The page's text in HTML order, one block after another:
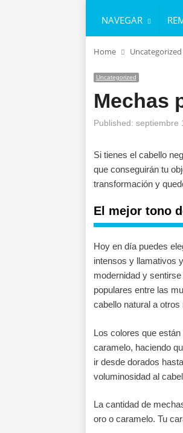
NAVEGAR
Home Uncategorized
Uncategorized
Mechas
Published: septiembre
Si tienes el cabello
que conseguirán tu
transformación y
El mejor tono
Hoy en día puedes
intensos y llamativos
modernidad y
populares entre las
cabello natural a
Los colores que
caramelo, haciendo
ir desde dorados
voluminosidad al
La cantidad de
oro o caramelo. Tu